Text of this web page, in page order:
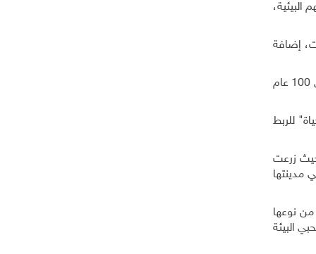
البيئية،
إضافة
وقرأت ميرا الجزرة: "تمكنت مبادرة "مئوية مدرسة برقين" من جمع 120 ألف دولار من الخريجين، وأعادتها إلى المدرسة في ذكرى 100 عام
للربط
زرعت
مدينتها
الأولى من نوعها
البيئة